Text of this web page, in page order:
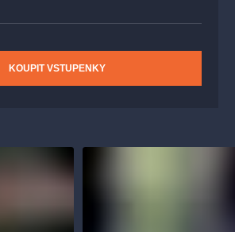
KOUPIT VSTUPENKY